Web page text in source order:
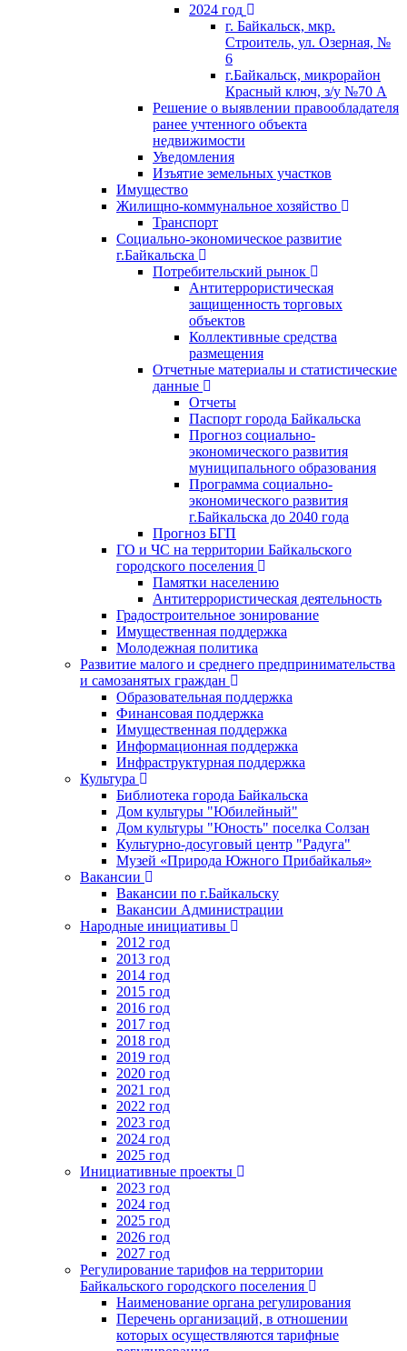
2024 год
г. Байкальск, мкр.
Строитель, ул. Озерная, №
6
г.Байкальск, микрорайон
Красный ключ, з/у №70 А
Решение о выявлении правообладателя
ранее учтенного объекта
недвижимости
Уведомления
Изъятие земельных участков
Имущество
Жилищно-коммунальное хозяйство
Транспорт
Социально-экономическое развитие
г.Байкальска
Потребительский рынок
Антитеррористическая
защищенность торговых
объектов
Коллективные средства
размещения
Отчетные материалы и статистические
данные
Отчеты
Паспорт города Байкальска
Прогноз социально-
экономического развития
муниципального образования
Программа социально-
экономического развития
г.Байкальска до 2040 года
Прогноз БГП
ГО и ЧС на территории Байкальского
городского поселения
Памятки населению
Антитеррористическая деятельность
Градостроительное зонирование
Имущественная поддержка
Молодежная политика
Развитие малого и среднего предпринимательства
и самозанятых граждан
Образовательная поддержка
Финансовая поддержка
Имущественная поддержка
Информационная поддержка
Инфраструктурная поддержка
Культура
Библиотека города Байкальска
Дом культуры "Юбилейный"
Дом культуры "Юность" поселка Солзан
Культурно-досуговый центр "Радуга"
Музей «Природа Южного Прибайкалья»
Вакансии
Вакансии по г.Байкальску
Вакансии Администрации
Народные инициативы
2012 год
2013 год
2014 год
2015 год
2016 год
2017 год
2018 год
2019 год
2020 год
2021 год
2022 год
2023 год
2024 год
2025 год
Инициативные проекты
2023 год
2024 год
2025 год
2026 год
2027 год
Регулирование тарифов на территории
Байкальского городского поселения
Наименование органа регулирования
Перечень организаций, в отношении
которых осуществляются тарифные